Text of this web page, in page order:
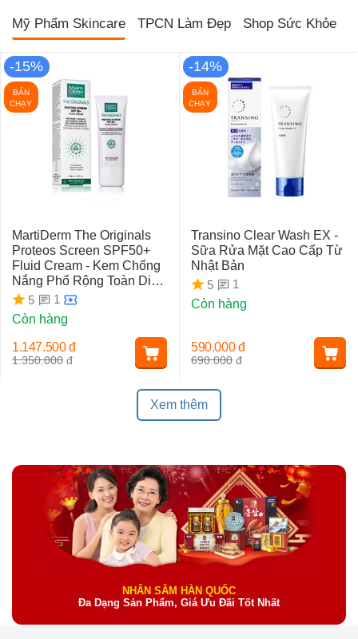
Mỹ Phẩm Skincare TPCN Làm Đẹp Shop Sức Khỏe
-15%
BÁN
CHẠY
MartiDerm The Originals
Proteos Screen SPF50+
Fluid Cream - Kem Chống
Nắng Phổ Rộng Toàn Diện
Ngừa Lão Hóa, Nám Da
5
1
Còn hàng
1.350.000 đ
1.147.500 đ
-14%
BÁN
CHẠY
Transino Clear Wash EX -
Sữa Rửa Mặt Cao Cấp Từ
Nhật Bản
5
1
Còn hàng
690.000 đ
590.000 đ
Xem thêm
NHÂN SÂM HÀN QUỐC
Đa Dạng Sản Phẩm, Giá Ưu Đãi Tốt Nhất